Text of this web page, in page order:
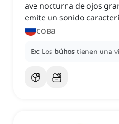
ave nocturna de ojos
emite un sonido
сова
Ex: Los búhos tienen una